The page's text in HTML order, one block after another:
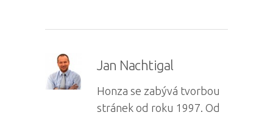
Jan Nachtigal
Honza se zabývá tvorbou
stránek od roku 1997. Od